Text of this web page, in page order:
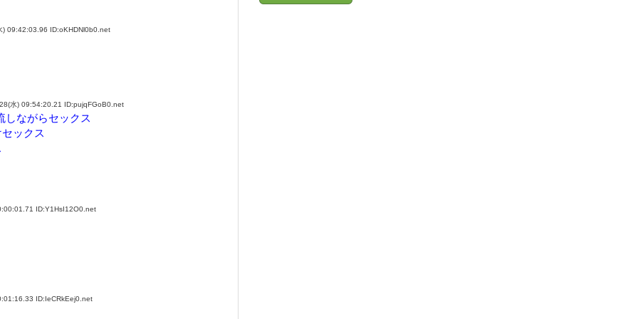
) 09:42:03.96 ID:oKHDNl0b0.net
水) 09:54:20.21 ID:pujqFGoB0.net
しながらセックス
ックス
ID:Y1HsI12O0.net
ID:IeCRkEej0.net